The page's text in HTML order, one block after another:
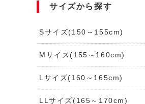
サイズから探す
Sサイズ(150～155cm)
Mサイズ(155～160cm)
Lサイズ(160～165cm)
LLサイズ(165～170cm)